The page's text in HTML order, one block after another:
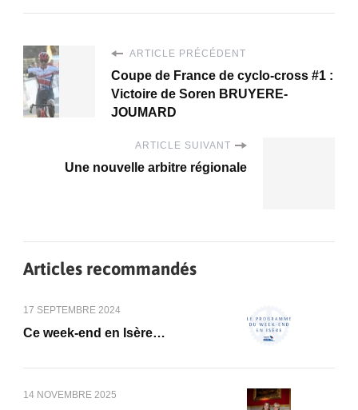
ARTICLE PRÉCÉDENT
Coupe de France de cyclo-cross #1 :
Victoire de Soren BRUYERE-
JOUMARD
ARTICLE SUIVANT
Une nouvelle arbitre régionale
Articles recommandés
17 SEPTEMBRE 2024
Ce week-end en Isère…
14 NOVEMBRE 2025